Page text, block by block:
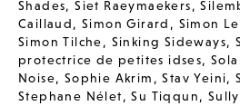
Shades,Siet Raeymaekers,
Caillaud,Simon Girard , Simon
Simon Tilche, Sinking Sideways,
protectrice de petites idses,
Noise, Sophie Akrim ,Stav Yeini,
Stephane Nélet,Su Tiqqun,